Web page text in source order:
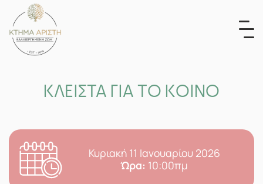
content
ΚΛΕΙΣΤΑ ΓΙΑ ΤΟ ΚΟΙΝΟ
Κυριακή 11 Ιανουαρίου 2026
Ώρα: 10:00πμ